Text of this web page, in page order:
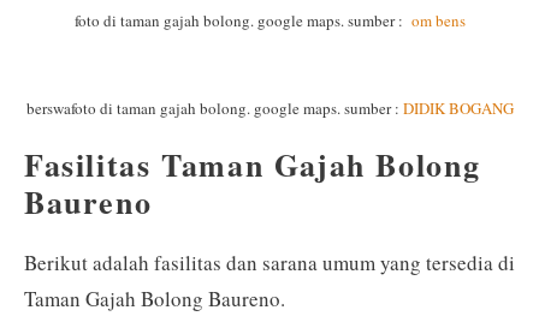
foto di taman gajah bolong. google maps. sumber : om bens
berswafoto di taman gajah bolong. google maps. sumber : DIDIK BOGANG
Fasilitas Taman Gajah Bolong
Baureno
Berikut adalah fasilitas dan sarana umum yang tersedia di
Taman Gajah Bolong Baureno.